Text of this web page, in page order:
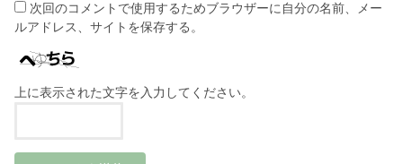
次回のコメントで使用するためブラウザーに自分の名前、メー
ルアドレス、サイトを保存する。
上に表示された文字を入力してください。